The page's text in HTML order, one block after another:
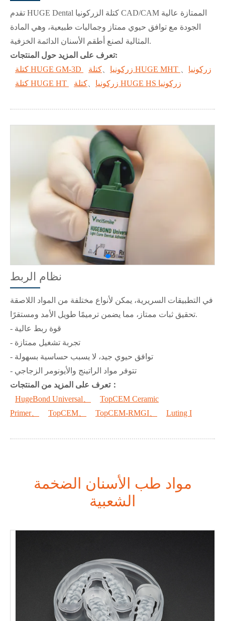
تقدم HUGE Dental كتلة الزركونيا CAD/CAM الممتازة عالية
الجودة مع توافق حيوي ممتاز وجماليات طبيعية، وهي المادة
المثالية لصنع أطقم الأسنان الدائمة الخزفية.
تعرف على المزيد حول المنتجات:
كتلة HUGE GM-3D زركونيا
كتلة HUGE MHT زركونيا
كتلة HUGE HT زركونيا
كتلة HUGE HS زركونيا
نظام الربط
في التطبيقات السريرية، يمكن لأنواع مختلفة من المواد اللاصقة
تحقيق ثبات ممتاز، مما يضمن ترميمًا طويل الأمد ومستقرًا.
- قوة ربط عالية
- تجربة تشغيل ممتازة
- توافق حيوي جيد، لا يسبب حساسية بسهولة
- تتوفر مواد الراتينج والأيونومر الزجاجي
تعرف على المزيد من المنتجات：
HugeBond Universal、
TopCEM Ceramic
Primer、
TopCEM、 TopCEM-RMGI、 Luting I
مواد طب الأسنان الضخمة
الشعبية